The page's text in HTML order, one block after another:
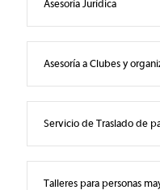
Asesoría Jurídica
Asesoría a Clubes y
Servicio de Traslado de
Talleres para personas